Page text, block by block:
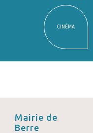
CINÉMA
Mairie de
Berre